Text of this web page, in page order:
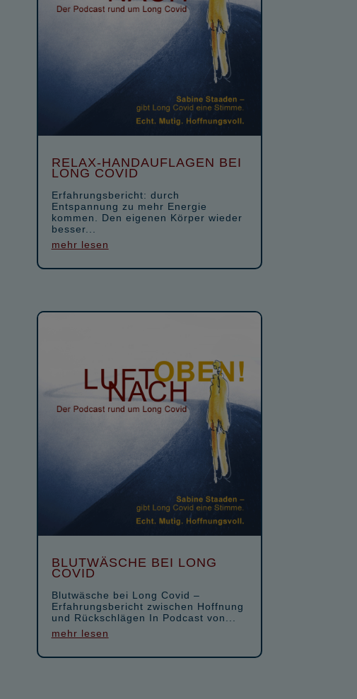
RELAX-HANDAUFLAGEN BEI
LONG COVID
Erfahrungsbericht: durch
Entspannung zu mehr Energie
kommen. Den eigenen Körper wieder
besser...
mehr lesen
BLUTWÄSCHE BEI LONG
COVID
Blutwäsche bei Long Covid –
Erfahrungsbericht zwischen Hoffnung
und Rückschlägen In Podcast von...
mehr lesen